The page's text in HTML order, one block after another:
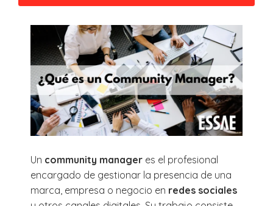
Un community manager es el profesional
encargado de gestionar la presencia de una
marca, empresa o negocio en redes sociales